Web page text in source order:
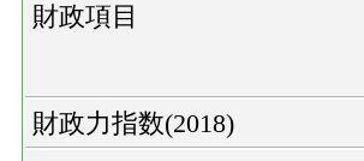
財政項目
財政力指数(2018)